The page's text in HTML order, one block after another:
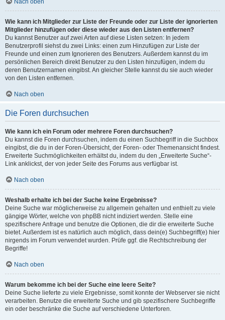
Nach oben
Wie kann ich Mitglieder zur Liste der Freunde oder zur Liste der ignorierten
Mitglieder hinzufügen oder diese wieder aus den Listen entfernen?
Du kannst Benutzer auf zwei Arten auf diese Listen setzen: In jedem
Benutzerprofil siehst du zwei Links: einen zum Hinzufügen zur Liste der
Freunde und einen zum Ignorieren des Benutzers. Außerdem kannst du im
persönlichen Bereich direkt Benutzer zu den Listen hinzufügen, indem du
deren Benutzernamen eingibst. An gleicher Stelle kannst du sie auch wieder
von den Listen entfernen.
Nach oben
Die Foren durchsuchen
Wie kann ich ein Forum oder mehrere Foren durchsuchen?
Du kannst die Foren durchsuchen, indem du einen Suchbegriff in die Suchbox
eingibst, die du in der Foren-Übersicht, der Foren- oder Themenansicht findest.
Erweiterte Suchmöglichkeiten erhältst du, indem du den „Erweiterte Suche“-
Link anklickst, der von jeder Seite des Forums aus verfügbar ist.
Nach oben
Weshalb erhalte ich bei der Suche keine Ergebnisse?
Deine Suche war möglicherweise zu allgemein gehalten und enthielt zu viele
gängige Wörter, welche von phpBB nicht indiziert werden. Stelle eine
spezifischere Anfrage und benutze die Optionen, die dir die erweiterte Suche
bietet. Außerdem ist es natürlich auch möglich, dass dein(e) Suchbegriff(e) hier
nirgends im Forum verwendet wurden. Prüfe ggf. die Rechtschreibung der
Begriffe!
Nach oben
Warum bekomme ich bei der Suche eine leere Seite?
Deine Suche lieferte zu viele Ergebnisse, somit konnte der Webserver sie nicht
verarbeiten. Benutze die erweiterte Suche und gib spezifischere Suchbegriffe
ein oder beschränke die Suche auf verschiedene Unterforen.